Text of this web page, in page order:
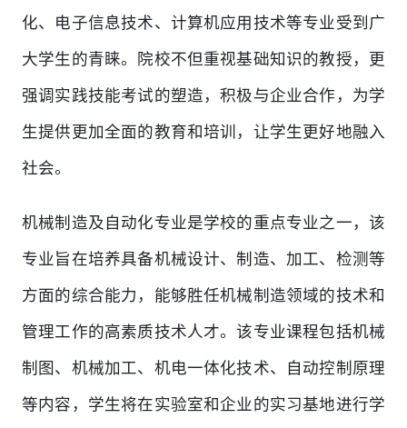
化、电子信息技术、计算机应用技术等专业受到广
大学生的青睐。院校不但重视基础知识的教授，更
强调实践技能考试的塑造，积极与企业合作，为学
生提供更加全面的教育和培训，让学生更好地融入
社会。
机械制造及自动化专业是学校的重点专业之一，该
专业旨在培养具备机械设计、制造、加工、检测等
方面的综合能力，能够胜任机械制造领域的技术和
管理工作的高素质技术人才。该专业课程包括机械
制图、机械加工、机电一体化技术、自动控制原理
等内容，学生将在实验室和企业的实习基地进行学